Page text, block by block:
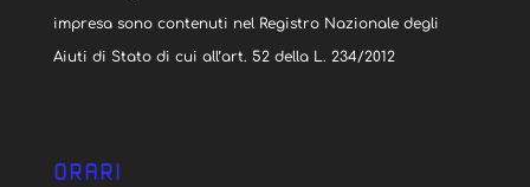
impresa sono contenuti nel Registro Nazionale degli
Aiuti di Stato di cui all’art. 52 della L. 234/2012
ORARI